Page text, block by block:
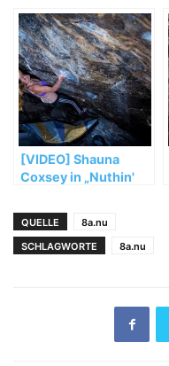
[VIDEO] Shauna
Coxsey in „Nuthin'
QUELLE
8a.nu
SCHLAGWORTE
8a.nu